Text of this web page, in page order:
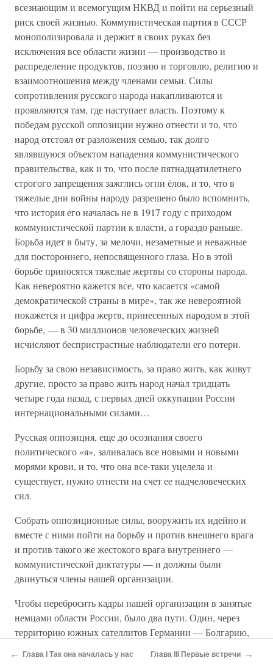
всезнающим и всемогущим НКВД и пойти на серьезный
риск своей жизнью. Коммунистическая партия в СССР
монополизировала и держит в своих руках без
исключения все области жизни — производство и
распределение продуктов, поэзию и торговлю, религию и
взаимоотношения между членами семьи. Силы
сопротивления русского народа накапливаются и
проявляются там, где наступает власть. Поэтому к
победам русской оппозиции нужно отнести и то, что
народ отстоял от разложения семью, так долго
являвшуюся объектом нападения коммунистического
правительства, как и то, что после пятнадцатилетнего
строгого запрещения зажглись огни ёлок, и то, что в
тяжелые дни войны народу разрешено было вспомнить,
что история его началась не в 1917 году с приходом
коммунистической партии к власти, а гораздо раньше.
Борьба идет в быту, за мелочи, незаметные и неважные
для постороннего, непосвященного глаза. Но в этой
борьбе приносятся тяжелые жертвы со стороны народа.
Как невероятно кажется все, что касается «самой
демократической страны в мире», так же невероятной
покажется и цифра жертв, принесенных народом в этой
борьбе, — в 30 миллионов человеческих жизней
исчисляют беспристрастные наблюдатели его потери.
Борьбу за свою независимость, за право жить, как живут
другие, просто за право жить народ начал тридцать
четыре года назад, с первых дней оккупации России
интернациональными силами…
Русская оппозиция, еще до осознания своего
политического «я», заливалась все новыми и новыми
морями крови, и то, что она все-таки уцелела и
существует, нужно отнести на счет ее надчеловеческих
сил.
Собрать оппозиционные силы, вооружить их идейно и
вместе с ними пойти на борьбу и против внешнего врага
и против такого же жестокого врага внутреннего —
коммунистической диктатуры — и должны были
двинуться члены нашей организации.
Чтобы перебросить кадры нашей организации в занятые
немцами области России, было два пути. Один, через
территорию южных сателлитов Германии — Болгарию,
государства сохранили свою административную
← Глава I Так она началась у нас Глава III Первые встречи →